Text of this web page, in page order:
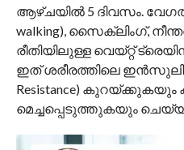
ആഴ്ചയിൽ 5 ദിവസം.
walking), സൈക്ലിംഗ്,
രീതിയിലുള്ള വെയ്റ്റ്
ഇത് ശരീരത്തിലെ
Resistance) കുറയ്ക്കുകയും
മെച്ചപ്പെടുത്തുകയും